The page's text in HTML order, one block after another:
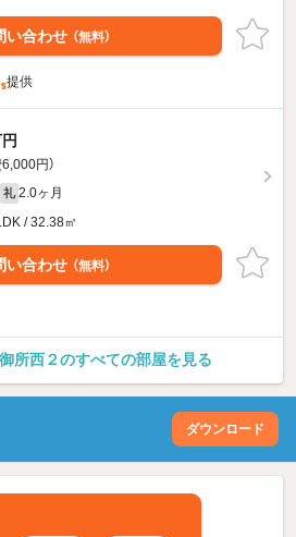
い合わせ （無料）
提供
6,000円）
礼 2.0ヶ月
/ 32.38㎡
い合わせ （無料）
所西２のすべての部屋を見る
ダウンロード